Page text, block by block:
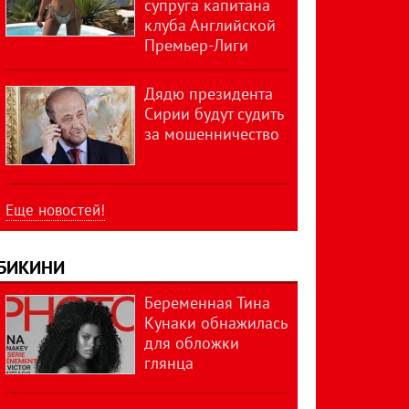
супруга капитана
клуба Английской
Премьер-Лиги
Дядю президента
Сирии будут судить
за мошенничество
Еще новостей!
Беременная Тина
Кунаки обнажилась
для обложки
глянца